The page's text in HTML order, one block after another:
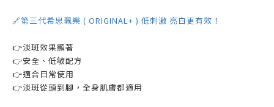
🔗第三代希思珮樂 ( ORIGINAL+ ) 低刺激 亮白更有效！
👉淡斑效果顯著
👉安全、低敏配方
👉適合日常使用
👉淡斑從頭到腳，全身肌膚都適用